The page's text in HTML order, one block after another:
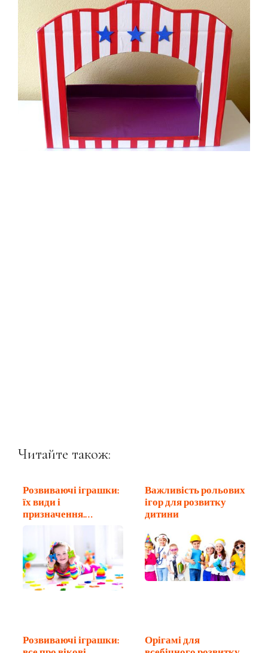
Читайте також:
Розвиваючі іграшки:
їх види і
призначення.
Важливість рольових
ігор для розвитку
дитини
Розвиваючі іграшки:
Орігамі для